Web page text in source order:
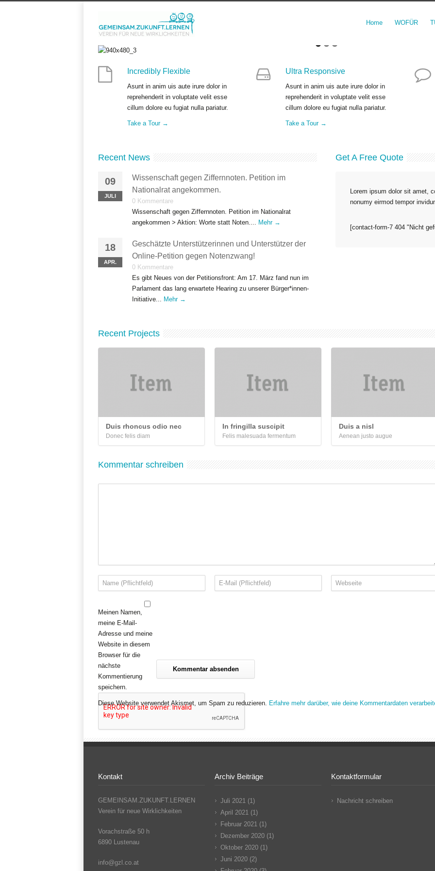
Home WOFÜR
Incredibly Flexible
Asunt in anim uis aute irure dolor in
reprehenderit in voluptate velit esse
cillum dolore eu fugiat nulla pariatur.
Take a Tour →
Ultra Responsive
Asunt in anim uis aute irure dolor in
reprehenderit in voluptate velit esse
cillum dolore eu fugiat nulla pariatur.
Take a Tour →
Recent News
09
JULI
Wissenschaft gegen Ziffernnoten. Petition im
Nationalrat angekommen.
0 Kommentare
Wissenschaft gegen Ziffernnoten. Petition im Nationalrat
angekommen > Aktion: Worte statt Noten.... Mehr →
18
APR.
Geschätzte Unterstützerinnen und Unterstützer der
Online-Petition gegen Notenzwang!
0 Kommentare
Es gibt Neues von der Petitionsfront: Am 17. März fand nun im
Parlament das lang erwartete Hearing zu unserer Bürger*innen-
Initiative... Mehr →
Get A Free Quote
Lorem ipsum dolor sit amet,
nonumy eirmod tempor
[contact-form-7 404 "Nicht
Recent Projects
Duis rhoncus odio nec
Donec felis diam
In fringilla suscipit
Felis malesuada fermentum
Duis a nisl
Aenean justo augue
Kommentar schreiben
Meinen Namen,
meine E-Mail-
Adresse und meine
Website in diesem
Browser für die
nächste
Kommentierung
speichern.
Diese Website verwendet Akismet, um Spam zu reduzieren. Erfahre mehr darüber, wie deine Kommentardaten
Kontakt
GEMEINSAM.ZUKUNFT.LERNEN
Verein für neue Wirklichkeiten
Vorachstraße 50 h
6890 Lustenau
info@gzl.co.at
Archiv Beiträge
Juli 2021 (1)
April 2021 (1)
Februar 2021 (1)
Dezember 2020 (1)
Oktober 2020 (1)
Juni 2020 (2)
Kontaktformular
Nachricht schreiben